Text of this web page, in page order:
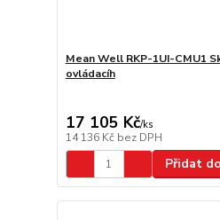
Mean Well RKP-1UI-CMU1
ovládacíh
17 105 Kč/ks
14 136 Kč bez DPH
Přidat